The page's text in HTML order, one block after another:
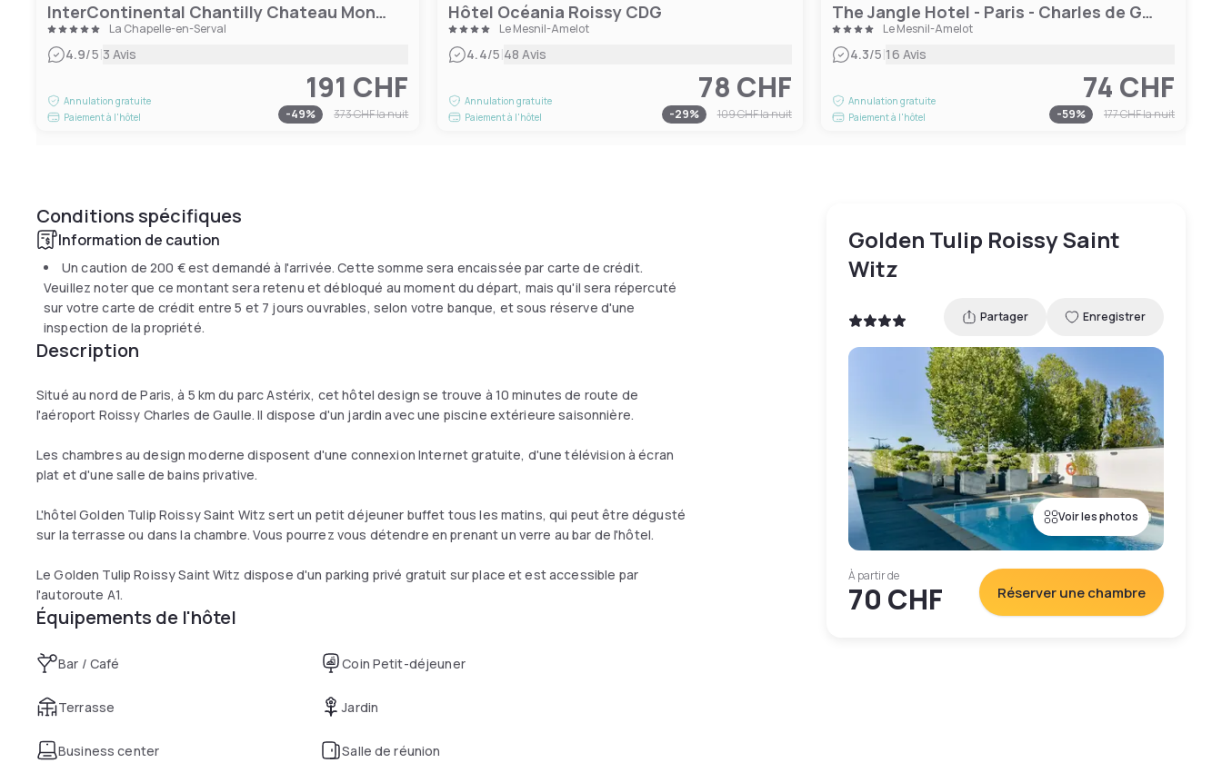
InterContinental Chantilly Chateau Mont Royal, an IHG Hotel
La Chapelle-en-Serval
4.9/5|3 Avis
Annulation gratuite
Paiement à l'hôtel
191 CHF
-49% 373 CHFla nuit
Hôtel Océania Roissy CDG
Le Mesnil-Amelot
4.4/5|48 Avis
Annulation gratuite
Paiement à l'hôtel
78 CHF
-29% 109 CHFla nuit
The Jangle Hotel - Paris - Charles de Gaulle - Airport
Le Mesnil-Amelot
4.3/5|16 Avis
Annulation gratuite
Paiement à l'hôtel
74 CHF
-59% 177 CHFla nuit
Conditions spécifiques
Information de caution
Un caution de 200 €est demandé à l'arrivée. Cette somme sera encaissée par carte de crédit.
Veuillez noter que ce montant sera retenu et débloqué au moment du départ, mais qu'il sera répercuté
sur votre carte de crédit entre 5 et 7 jours ouvrables, selon votre banque, et sous réserve d'une
inspection de la propriété.
Description
Situé au nord de Paris, à 5 km du parc Astérix, cet hôtel design se trouve à 10 minutes de route de
l'aéroport Roissy Charles de Gaulle. Il dispose d'un jardin avec une piscine extérieure saisonnière.
Les chambres au design moderne disposent d'une connexion Internet gratuite, d'une télévision à écran
plat et d'une salle de bains privative.
L'hôtel Golden Tulip Roissy Saint Witz sert un petit déjeuner buffet tous les matins, qui peut être dégusté
sur la terrasse ou dans la chambre. Vous pourrez vous détendre en prenant un verre au bar de l'hôtel.
Le Golden Tulip Roissy Saint Witz dispose d'un parking privé gratuit sur place et est accessible par
l'autoroute A1.
Équipements de l'hôtel
Bar / Café Coin Petit-déjeuner
Terrasse Jardin
Business center Salle de réunion
Golden Tulip Roissy Saint
Witz
Partager Enregistrer
Voir les photos
À partir de
70 CHF Réserver une chambre